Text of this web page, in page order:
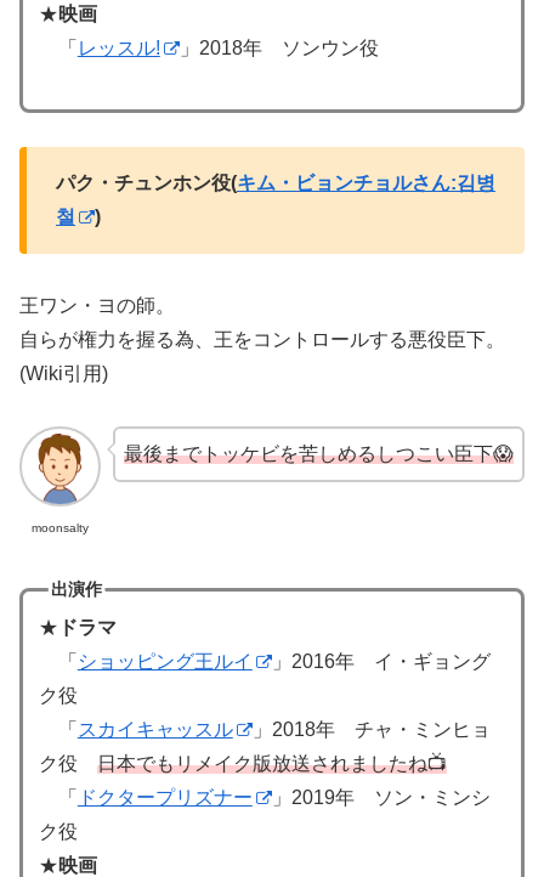
★映画
「 レッスル! 」2018年 ソンウン役
パク・チュンホン役(キム・ビョンチョルさん:김병
철
)
王ワン・ヨの師。
自らが権力を握る為、王をコントロールする悪役臣下。
(Wiki引用)
moonsalty
最後までトッケビを苦しめるしつこい臣下😱
出演作
★ ドラマ
「 ショッピング王ルイ
」2016年 イ・ギョング
ク役
「 スカイキャッスル
」2018年 チャ・ミンヒョ
ク役 日本でもリメイク版放送されましたね📺
「
ドクタープリズナー
」2019年 ソン・ミンシ
ク役
★映画